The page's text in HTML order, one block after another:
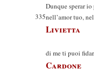
Dunque sperar io
335nell’amor tuo,
Livietta
Sì,
di me ti puoi
Cardone